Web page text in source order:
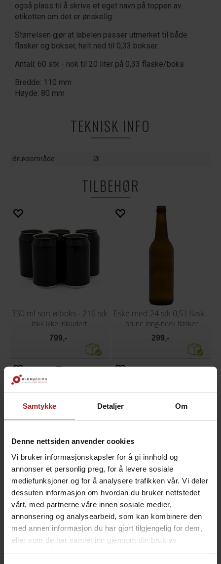
Samtykke Detaljer Om
Denne nettsiden anvender cookies
Vi bruker informasjonskapsler for å gi innhold og
annonser et personlig preg, for å levere sosiale
mediefunksjoner og for å analysere trafikken vår. Vi deler
dessuten informasjon om hvordan du bruker nettstedet
vårt, med partnerne våre innen sosiale medier,
annonsering og analysearbeid, som kan kombinere den
med annen informasjon du har gjort tilgjengelig for dem,
eller som de har samlet inn gjennom din bruk av
også plass til å skrive et eget navn på toppen av
etiketten om det er ønskelig.
Størrelsen gjør at labelen passer utmerket til både
flasker og bokser, helt ned til 0,33 bokser.
Antall: 60 stk - nok til 20 liter på 0,33 flaske/boks
Bredde: 110 mm
Høyde: 80 mm
TEKNISK INFO
Bruksområde Øl
TILBEHØR
330 ml sort ølboks - 216 stk
lokk ikke inkludert
799,-
Eske med 24 stk 0,5 l flasker
brune long-neck flasker
299,-
Eske med 50 stk 0,33 l flasker
brune long-neck flasker
499,-
Sort flaskevoks
0,5 kg voks til forsegling av flasker
279,-
ALTERNATIVER